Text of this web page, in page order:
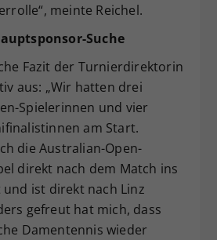
meinte Reichel.
Suche
Fazit der Turnierdirektorin
aus: „Wir hatten drei
Spielerinnen und vier
am Start.
die Australian-Open-
direkt nach dem Match ins
und ist direkt nach Linz
gefreut hat mich, dass
Damentennis wieder